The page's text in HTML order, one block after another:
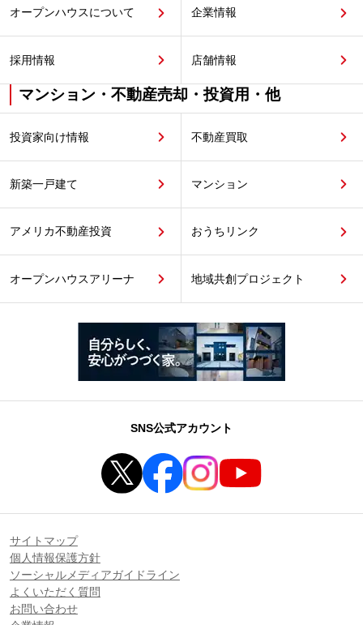
オープンハウスについて 企業情報
採用情報 店舗情報
マンション・不動産売却・投資用・他
投資家向け情報 不動産買取
新築一戸建て マンション
アメリカ不動産投資 おうちリンク
オープンハウスアリーナ 地域共創プロジェクト
SNS公式アカウント
サイトマップ
個人情報保護方針
ソーシャルメディアガイドライン
よくいただく質問
お問い合わせ